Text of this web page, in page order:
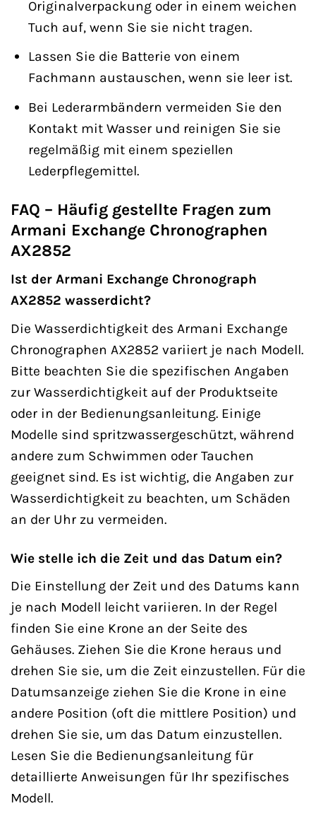
Originalverpackung oder in einem weichen
Tuch auf, wenn Sie sie nicht tragen.
Lassen Sie die Batterie von einem
Fachmann austauschen, wenn sie leer ist.
Bei Lederarmbändern vermeiden Sie den
Kontakt mit Wasser und reinigen Sie sie
regelmäßig mit einem speziellen
Lederpflegemittel.
FAQ – Häufig gestellte Fragen zum
Armani Exchange Chronographen
AX2852
Ist der Armani Exchange Chronograph
AX2852 wasserdicht?
Die Wasserdichtigkeit des Armani Exchange
Chronographen AX2852 variiert je nach Modell.
Bitte beachten Sie die spezifischen Angaben
zur Wasserdichtigkeit auf der Produktseite
oder in der Bedienungsanleitung. Einige
Modelle sind spritzwassergeschützt, während
andere zum Schwimmen oder Tauchen
geeignet sind. Es ist wichtig, die Angaben zur
Wasserdichtigkeit zu beachten, um Schäden
an der Uhr zu vermeiden.
Wie stelle ich die Zeit und das Datum ein?
Die Einstellung der Zeit und des Datums kann
je nach Modell leicht variieren. In der Regel
finden Sie eine Krone an der Seite des
Gehäuses. Ziehen Sie die Krone heraus und
drehen Sie sie, um die Zeit einzustellen. Für die
Datumsanzeige ziehen Sie die Krone in eine
andere Position (oft die mittlere Position) und
drehen Sie sie, um das Datum einzustellen.
Lesen Sie die Bedienungsanleitung für
detaillierte Anweisungen für Ihr spezifisches
Modell.